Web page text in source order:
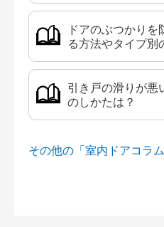
ドアのぶつかり
る方法やタイプ別
引き戸の滑りが悪
のしかたは？
その他の「室内ドアコラ